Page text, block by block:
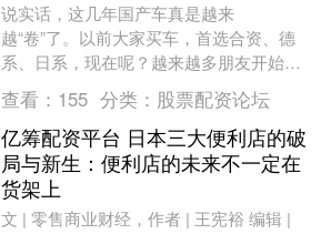
说实话，这几年国产车真是越来
越“卷”了。以前大家买车，首选合资、德
系、日系，现在呢？越来越多朋友开始把
目光转向国产——尤其是那些既硬派又智
能、价格还亲民的SUV....
查看： 155 分类： 股票配资论坛
亿筹配资平台 日本三大便利店的破
局与新生：便利店的未来不一定在
货架上
文 | 零售商业财经，作者 | 王宪裕 编辑 |